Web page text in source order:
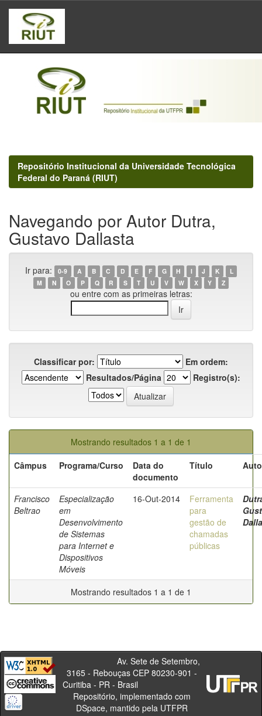
Skip
navigation
Repositório Institucional da Universidade Tecnológica
Federal do Paraná (RIUT)
Navegando por Autor Dutra,
Gustavo Dallasta
Ir para: 0-9 A B C D E F G H I J K
L
M
N O P Q R S T U V W X Y Z
ou entre com as primeiras letras:
Classificar por:
Em ordem:
Resultados/Página
Registro(s):
Mostrando resultados 1 a 1 de 1
Câmpus
Programa/Curso
Data do
documento
Título
Francisco
Beltrao
Especialização
em
Desenvolvimento
de Sistemas
para Internet e
Dispositivos
Móveis
16-Out-2014
Ferramenta
para
gestão de
chamadas
públicas
Mostrando resultados 1 a 1 de 1
Av. Sete de Setembro,
3165 - Rebouças CEP 80230-901 -
Curitiba - PR - Brasil
Repositório, implementado com
DSpace, mantido pela UTFPR